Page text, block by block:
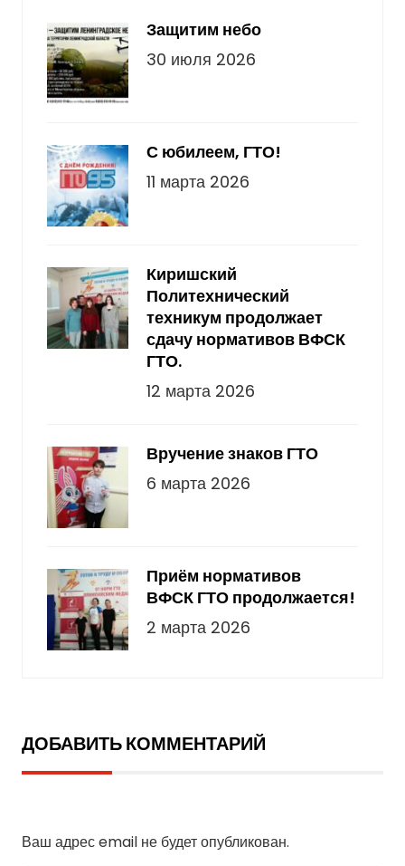
Защитим небо
30 июля 2026
С юбилеем, ГТО!
11 марта 2026
Киришский
Политехнический
техникум продолжает
сдачу нормативов ВФСК
ГТО.
12 марта 2026
Вручение знаков ГТО
6 марта 2026
Приём нормативов
ВФСК ГТО продолжается!
2 марта 2026
ДОБАВИТЬ КОММЕНТАРИЙ
Ваш адрес email не будет опубликован.